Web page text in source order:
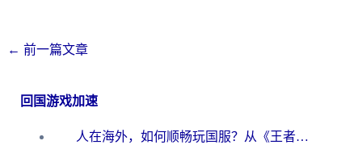
← 前一篇文章
回国游戏加速
人在海外，如何顺畅玩国服？从《王者荣耀》到《云图计划》的加速器终极指南